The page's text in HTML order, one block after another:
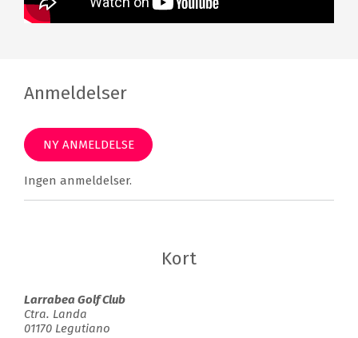
Anmeldelser
NY ANMELDELSE
Ingen anmeldelser.
Kort
Larrabea Golf Club
Ctra. Landa
01170 Legutiano